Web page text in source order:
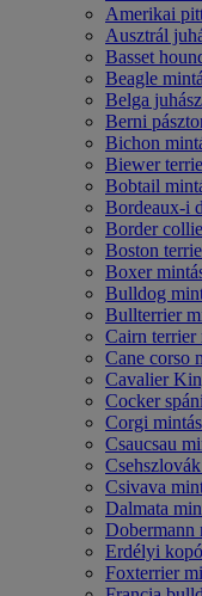
Amerikai
Ausztrál
Basset
Beagle
Belga
Berni
Bichon
Biewer
Bobtail
Bordeaux-i
Border
Boston
Boxer
Bulldog
Bullterrier
Cairn terrier
Cane corso
Cavalier
Cocker
Corgi
Csaucsau
Csivava
Dalmata
Dobermann
Erdélyi
Foxterrier